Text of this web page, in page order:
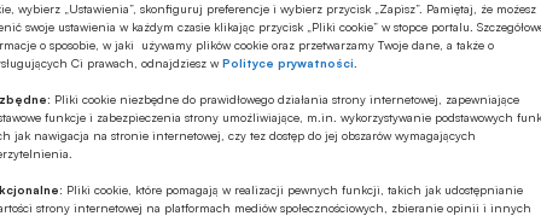
wybierz „Ustawienia”, skonfiguruj preferencje i wybierz przycisk „Zapisz”. Pamiętaj, że możesz
swoje ustawienia w każdym czasie klikając przycisk „Pliki cookie” w stopce portalu.
o sposobie, w jaki używamy plików cookie oraz przetwarzamy Twoje dane, a także o
Ci prawach, odnajdziesz wPolityce prywatności
Pliki cookie niezbędne do prawidłowego działania strony internetowej, zapewniające
funkcje i zabezpieczenia strony umożliwiające, m.in. wykorzystywanie podstawowych
jak nawigacja na stronie internetowej, czy tez dostęp do jej obszarów wymagających
Pliki cookie, które pomagają w realizacji pewnych funkcji, takich jak udostępnianie
strony internetowej na platformach mediów społecznościowych, zbieranie opinii i innych
– przypomina Marcin Krasoń, analityk w firmie
produkt trwają na przykład od dwóch do
choć w niektórych przypadkach możliwe jest
– Nie należą one do najprostszych, co nie